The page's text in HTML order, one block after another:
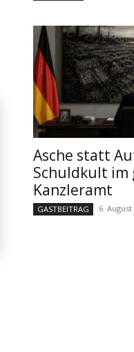
Asche statt
Schuldkult im
Kanzleramt
GASTBEITRAG 6. August